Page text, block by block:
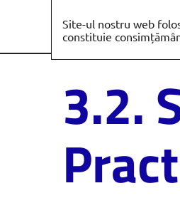
3.2.
Site-ul nostru web
constituie